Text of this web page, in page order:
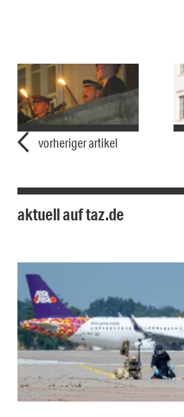
vorheriger artikel
aktuell auf taz.de